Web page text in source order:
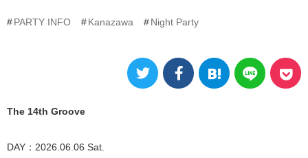
PARTY INFO Kanazawa Night Party
The 14th Groove
DAY：2026.06.06 Sat.